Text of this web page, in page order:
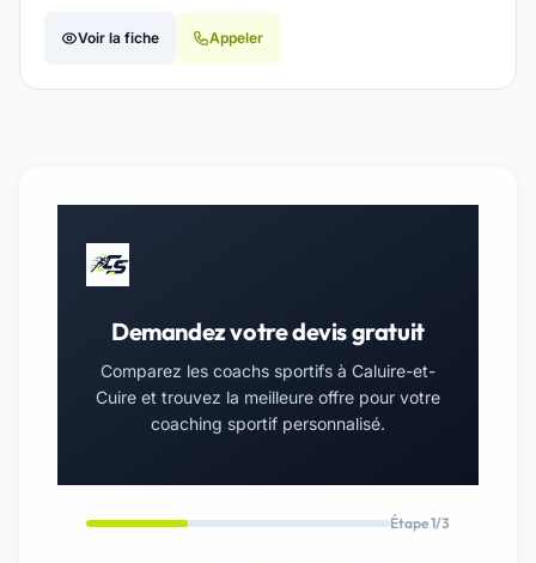
Voir la fiche Appeler
Demandez votre devis gratuit
Comparez les coachs sportifs à Caluire-et-
Cuire et trouvez la meilleure offre pour votre
coaching sportif personnalisé.
Étape 1/3